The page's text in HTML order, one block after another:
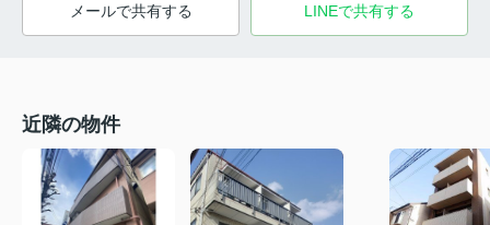
メールで共有する LINEで共有する
近隣の物件